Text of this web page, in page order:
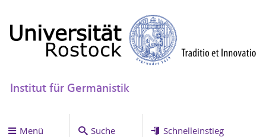
Institut für Germanistik
Menü Suche Schnelleinstieg